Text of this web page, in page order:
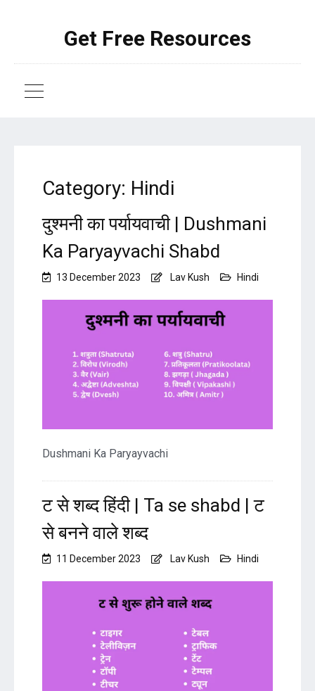
Get Free Resources
Category: Hindi
दुश्मनी का पर्यायवाची | Dushmani
Ka Paryayvachi Shabd
13 December 2023 Lav Kush Hindi
Dushmani Ka Paryayvachi
ट से शब्द हिंदी | Ta se shabd | ट
से बनने वाले शब्द
11 December 2023 Lav Kush Hindi